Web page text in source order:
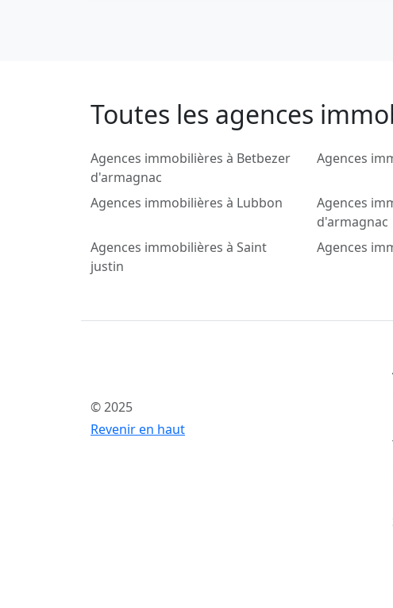
Toutes les agences
Agences immobilières à Betbezer
d'armagnac
Agences
Agences immobilières à Lubbon
Agences
d'armagnac
Agences immobilières à Saint
justin
Agences
© 2025
Revenir en haut